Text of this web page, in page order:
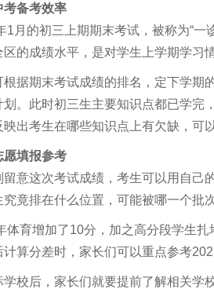
考备考效率
1月的初三上期期末考试，被称为“
区的成绩水平，是对学生上学期学习
根据期末考试成绩的排名，定下学期
划。此时初三生主要知识点都已学完
映出考生在哪些知识点上有欠缺，可
愿填报参考
留意这次考试成绩，考生可以用自己
究竟排在什么位置，可能被哪一个批
体育增加了10分，加之高分段学生
计算分差时，家长们可以重点参考
学校后，家长们就要提前了解相关学